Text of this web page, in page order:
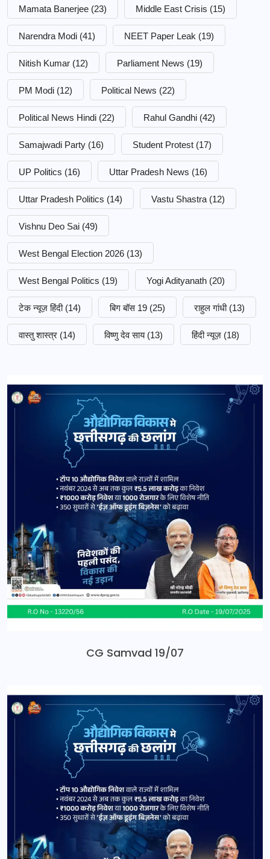
Mamata Banerjee (23) Middle East Crisis (15)
Narendra Modi (41) NEET Paper Leak (19)
Nitish Kumar (12) Parliament News (19)
PM Modi (12) Political News (22)
Political News Hindi (22) Rahul Gandhi (42)
Samajwadi Party (16) Student Protest (17)
UP Politics (16) Uttar Pradesh News (16)
Uttar Pradesh Politics (14) Vastu Shastra (12)
Vishnu Deo Sai (49)
West Bengal Election 2026 (13)
West Bengal Politics (19) Yogi Adityanath (20)
टेक न्यूज़ हिंदी (14) बिग बॉस 19 (25) राहुल गांधी (13)
वास्तु शास्त्र (14) विष्णु देव साय (13) हिंदी न्यूज़ (18)
CG Samvad 19/07